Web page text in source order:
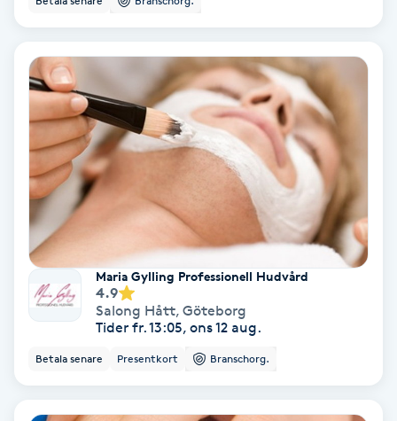
Vårtor
Yin Yoga
Yoga
Yoga Nidra
Yogamassage
Zonterapi
Maria Gylling Professionell Hudvård
4.9
Salong Hått, Göteborg
Tider fr. 13:05, ons 12 aug.
Betala senare Presentkort Branschorg.